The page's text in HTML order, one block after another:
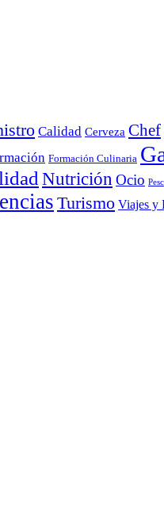
Calidad Cerveza Chef
Formación Culinaria
Nutrición Ocio
Turismo Viajes y